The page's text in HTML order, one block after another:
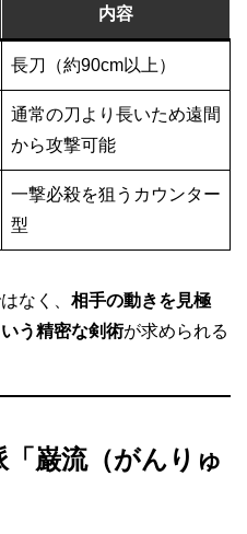
内容
長刀（約90cm以上）
通常の刀より長いため遠間
から攻撃可能
一撃必殺を狙うカウンター
型
なく、 相手の動きを見極
う精密な剣術が求められる
巌流（がんりゅ